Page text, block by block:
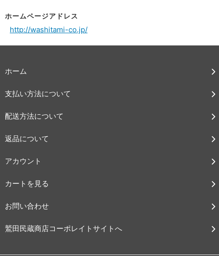
ホームページアドレス
http://washitami-co.jp/
ホーム
支払い方法について
配送方法について
返品について
アカウント
カートを見る
お問い合わせ
鷲田民蔵商店コーポレイトサイトへ